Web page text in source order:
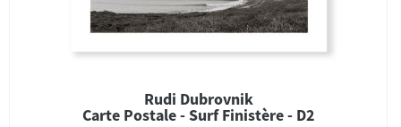
Rudi Dubrovnik
Carte Postale - Surf Finistère - D2